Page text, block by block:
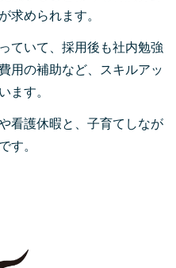
求められます。
ていて、採用後も社内勉強
用の補助など、スキルアッ
ます。
看護休暇と、子育てしなが
す。